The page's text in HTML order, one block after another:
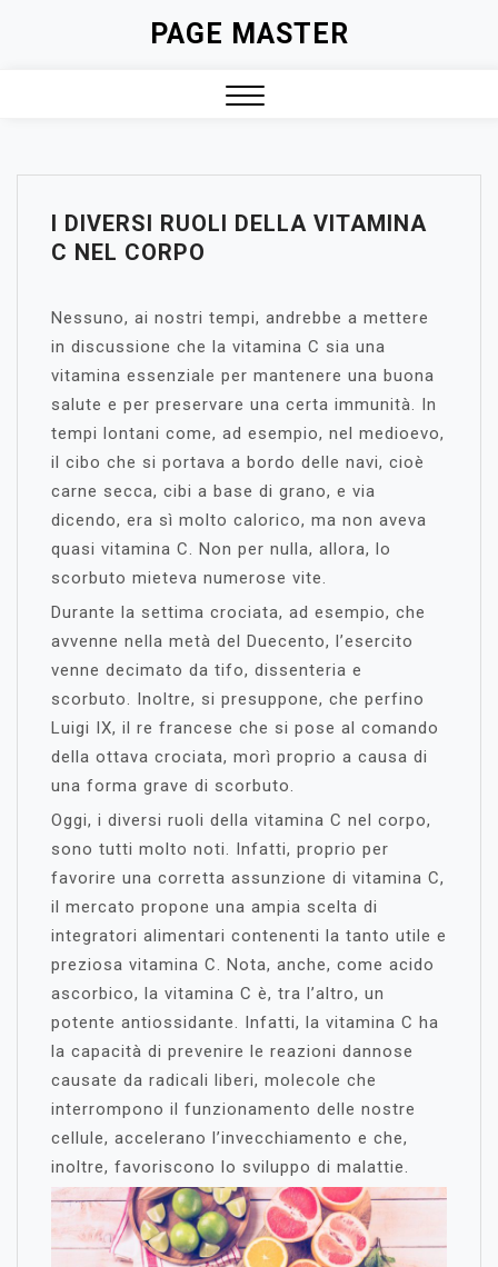
PAGE MASTER
I DIVERSI RUOLI DELLA VITAMINA
C NEL CORPO
Nessuno, ai nostri tempi, andrebbe a mettere
in discussione che la vitamina C sia una
vitamina essenziale per mantenere una buona
salute e per preservare una certa immunità. In
tempi lontani come, ad esempio, nel medioevo,
il cibo che si portava a bordo delle navi, cioè
carne secca, cibi a base di grano, e via
dicendo, era sì molto calorico, ma non aveva
quasi vitamina C. Non per nulla, allora, lo
scorbuto mieteva numerose vite.
Durante la settima crociata, ad esempio, che
avvenne nella metà del Duecento, l’esercito
venne decimato da tifo, dissenteria e
scorbuto. Inoltre, si presuppone, che perfino
Luigi IX, il re francese che si pose al comando
della ottava crociata, morì proprio a causa di
una forma grave di scorbuto.
Oggi, i diversi ruoli della vitamina C nel corpo,
sono tutti molto noti. Infatti, proprio per
favorire una corretta assunzione di vitamina C,
il mercato propone una ampia scelta di
integratori alimentari contenenti la tanto utile e
preziosa vitamina C. Nota, anche, come acido
ascorbico, la vitamina C è, tra l’altro, un
potente antiossidante. Infatti, la vitamina C ha
la capacità di prevenire le reazioni dannose
causate da radicali liberi, molecole che
interrompono il funzionamento delle nostre
cellule, accelerano l’invecchiamento e che,
inoltre, favoriscono lo sviluppo di malattie.